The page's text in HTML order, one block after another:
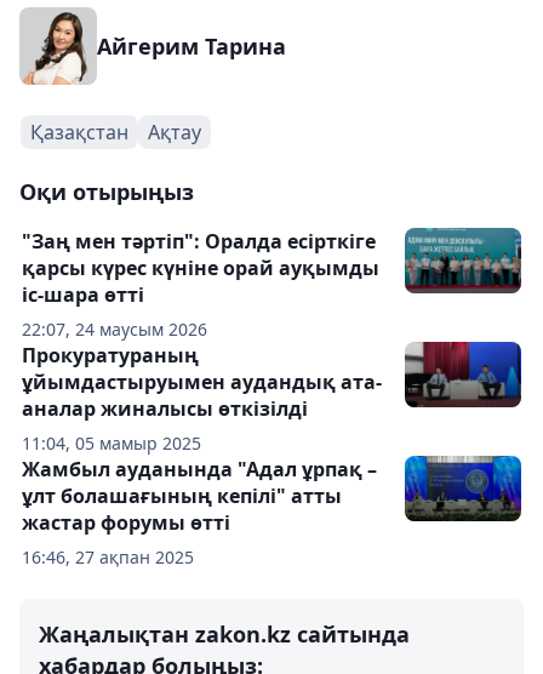
Айгерим Тарина
Қазақстан Ақтау
Оқи отырыңыз
22:07, 24 маусым 2026
"Заң мен тәртіп": Оралда есірткіге
қарсы күрес күніне орай ауқымды
іс-шара өтті
11:04, 05 мамыр 2025
Прокуратураның
ұйымдастыруымен аудандық ата-
аналар жиналысы өткізілді
16:46, 27 ақпан 2025
Жамбыл ауданында "Адал ұрпақ –
ұлт болашағының кепілі" атты
жастар форумы өтті
Жаңалықтан zakon.kz сайтында
хабардар болыңыз: